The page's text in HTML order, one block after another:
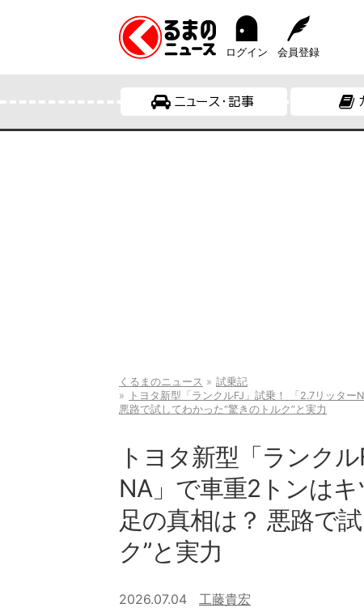
ログイン 会員登録
ニュース・記事
くるまのニュース
試乗記
トヨタ新型「ランクルFJ」試乗！ 「2.7リッタ
悪路で試してわかった“驚きのトルク”と実力
トヨタ新型「ランク
NA」で車重2トンは
足の真相は？ 悪路で
ク”と実力
2026.07.04 工藤貴宏